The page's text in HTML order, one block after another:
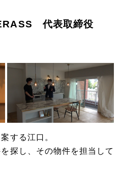
代表取締役
する江口。
探し、その物件を担当して